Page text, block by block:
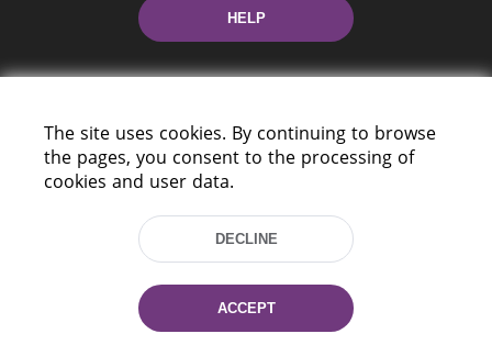
HELP
220114, Niezaležnasci Ave. 116, Minsk,
Fax: (+375 17) 368 97 06
E-mail: inbox@nlb.by
The site uses cookies. By continuing to browse
the pages, you consent to the processing of
cookies and user data.
DECLINE
ACCEPT